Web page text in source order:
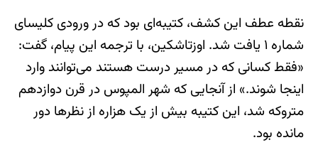
نقطه عطف این کشف، کتیبه‌ای بود که در ورودی کلیسای
شماره ۱ یافت شد. اوزتاشکین، با ترجمه این پیام، گفت:
«فقط کسانی که در مسیر درست هستند می‌توانند وارد
اینجا شوند.» از آنجایی که شهر المپوس در قرن دوازدهم
متروکه شد، این کتیبه بیش از یک هزاره از نظرها دور
مانده بود.